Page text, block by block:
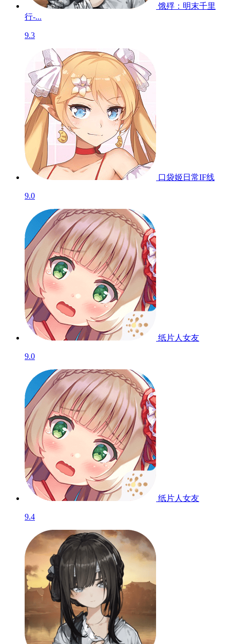
饿殍：明末千里
行-...
9.3
口袋姬日常IF线
9.0
纸片人女友
9.0
纸片人女友
9.4